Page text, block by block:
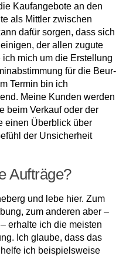
Kau­fangebote an den
als Mittler zwischen
dafür sorgen, dass sich
der al­len zugute
ich mich um die Erstel­lung
für die Beur­
Termin bin ich
Meine Kunden werden
beim Verkauf oder der
einen Überblick über
der Unsicherheit
Aufträge?
und lebe hier. Zum
zum anderen aber –
erhalte ich die meisten
Ich glaube, dass das
ich beispielsweise